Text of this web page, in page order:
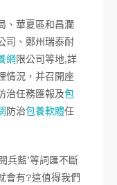
、華夏區和昌瀾
司、鄭州瑞泰耐
網限公司等地,詳
情況，并召開座
治任務匯報及包
防治包養軟體任
兵藍’等詞匯不斷
會有?這值得我們